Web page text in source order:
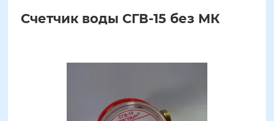
Счетчик воды СГВ-15 без МК